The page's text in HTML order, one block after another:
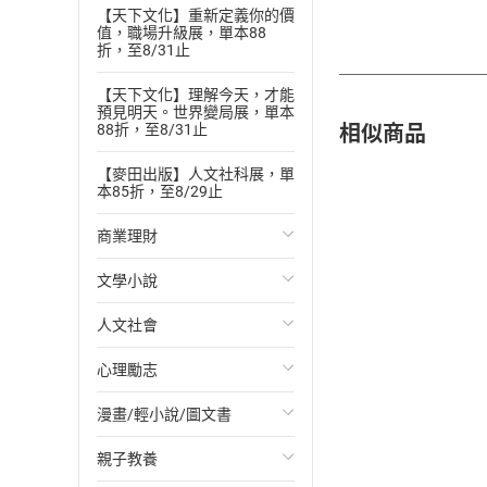
【天下文化】重新定義你的價
值，職場升級展，單本88
折，至8/31止
【天下文化】理解今天，才能
預見明天。世界變局展，單本
88折，至8/31止
【麥田出版】人文社科展，單
本85折，至8/29止
商業理財
投資理財
經濟/趨勢
財務/金融
管理/領導
職場工作術
文學小說
歐美文學
日本文學
韓國文學
華文文學
人文社會
國際關係
政治
社會科學
心理勵志
心靈成長/情緒
人際關係
漫畫/輕小說/圖文書
輕小說
親子教養
相似商品